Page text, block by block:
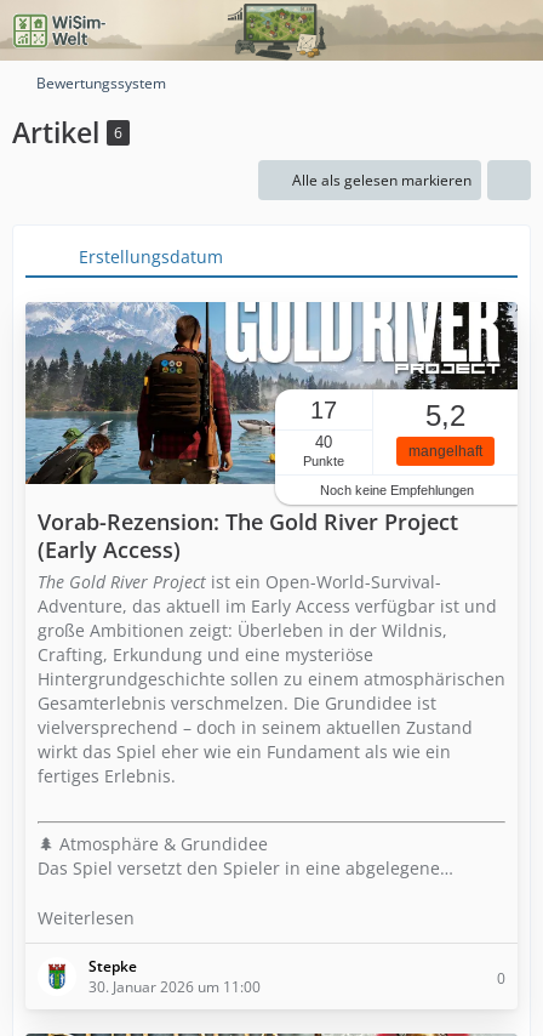
Bewertungssystem
Artikel 6
Alle als gelesen markieren
Erstellungsdatum
17
40
Punkte
5,2
mangelhaft
Noch keine Empfehlungen
Vorab-Rezension: The Gold River Project
(Early Access)
The Gold River Project ist ein Open-World-Survival-
Adventure, das aktuell im Early Access verfügbar ist und
große Ambitionen zeigt: Überleben in der Wildnis,
Crafting, Erkundung und eine mysteriöse
Hintergrundgeschichte sollen zu einem atmosphärischen
Gesamterlebnis verschmelzen. Die Grundidee ist
vielversprechend – doch in seinem aktuellen Zustand
wirkt das Spiel eher wie ein Fundament als wie ein
fertiges Erlebnis.
🌲 Atmosphäre & Grundidee
Das Spiel versetzt den Spieler in eine abgelegene…
Weiterlesen
Stepke
30. Januar 2026 um 11:00
0